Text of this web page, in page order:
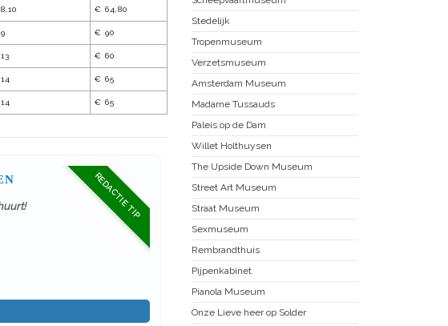
€ 64,80
€ 90
€ 60
€ 65
€ 65
REDACTIE TIP
Stedelijk
Tropenmuseum
Verzetsmuseum
Amsterdam Museum
Madame Tussauds
Paleis op de Dam
Willet Holthuysen
The Upside Down Museum
Street Art Museum
Straat Museum
Sexmuseum
Rembrandthuis
Pijpenkabinet
Pianola Museum
Onze Lieve heer op Solder